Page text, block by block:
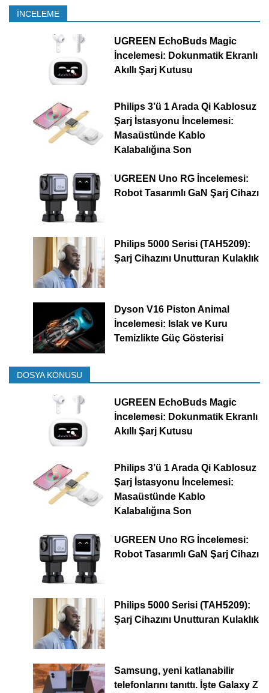
İNCELEME
UGREEN EchoBuds Magic
İncelemesi: Dokunmatik Ekranlı
Akıllı Şarj Kutusu
Philips 3’ü 1 Arada Qi Kablosuz
Şarj İstasyonu İncelemesi:
Masaüstünde Kablo
Kalabalığına Son
UGREEN Uno RG İncelemesi:
Robot Tasarımlı GaN Şarj Cihazı
Philips 5000 Serisi (TAH5209):
Şarj Cihazını Unutturan Kulaklık
Dyson V16 Piston Animal
İncelemesi: Islak ve Kuru
Temizlikte Güç Gösterisi
DOSYA KONUSU
UGREEN EchoBuds Magic
İncelemesi: Dokunmatik Ekranlı
Akıllı Şarj Kutusu
Philips 3’ü 1 Arada Qi Kablosuz
Şarj İstasyonu İncelemesi:
Masaüstünde Kablo
Kalabalığına Son
UGREEN Uno RG İncelemesi:
Robot Tasarımlı GaN Şarj Cihazı
Philips 5000 Serisi (TAH5209):
Şarj Cihazını Unutturan Kulaklık
Samsung, yeni katlanabilir
telefonlarını tanıttı. İşte Galaxy Z